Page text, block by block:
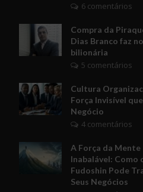
6 comentários
Compra da
Dias Branco faz
bilionária
5 comentários
Cultura
Força Invisível
Negócio
4 comentários
A Força da Mente
Inabalável: Como
Fudoshin Pode
Seus Negócios